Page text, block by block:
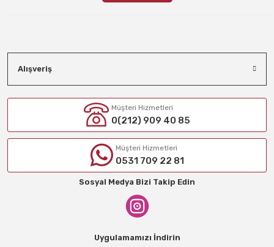
Alışveriş
Müşteri Hizmetleri
0(212) 909 40 85
Müşteri Hizmetleri
0531 709 22 81
Sosyal Medya Bizi Takip Edin
Uygulamamızı İndirin